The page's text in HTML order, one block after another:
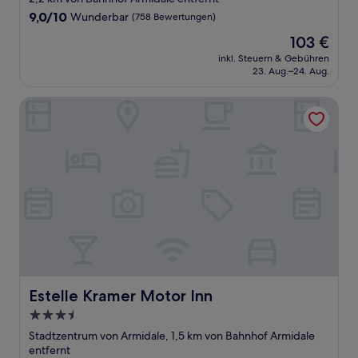
Unterkunft
9.0
9,0/10 Wunderbar (758 Bewertungen)
Der
Preis
beträgt
103 €
inkl. Steuern & Gebühren
23. Aug.–24. Aug.
Estelle Kramer Motor Inn
Estelle Kramer Motor Inn
3.5-
Sterne-
Unterkunft
Stadtzentrum von Armidale, 1,5 km von Bahnhof Armidale
entfernt